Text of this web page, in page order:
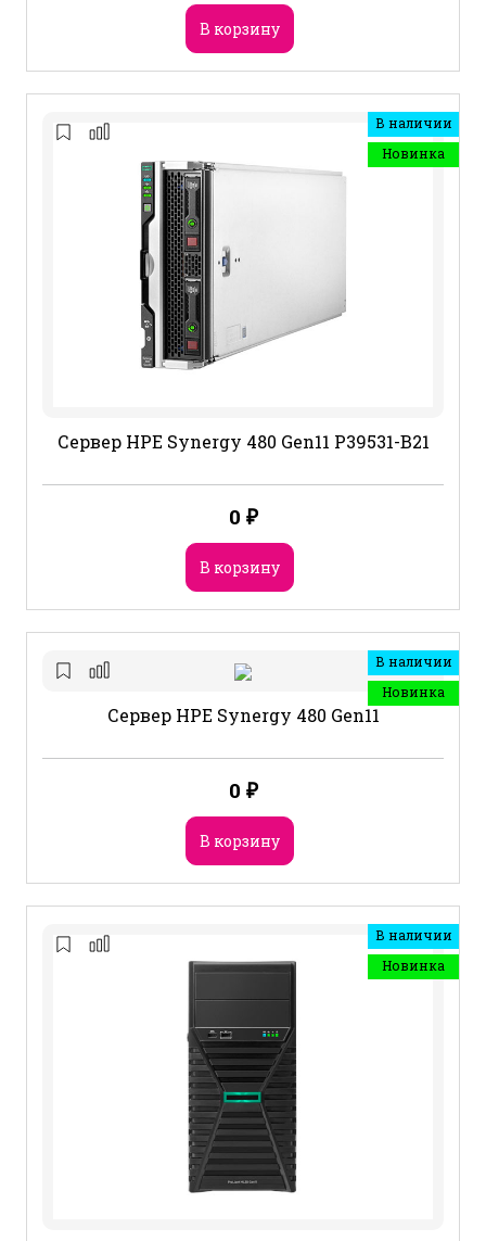
В корзину
В наличии
Новинка
Сервер HPE Synergy 480 Gen11 P39531-B21
0 ₽
В корзину
В наличии
Новинка
Сервер HPE Synergy 480 Gen11
0 ₽
В корзину
В наличии
Новинка